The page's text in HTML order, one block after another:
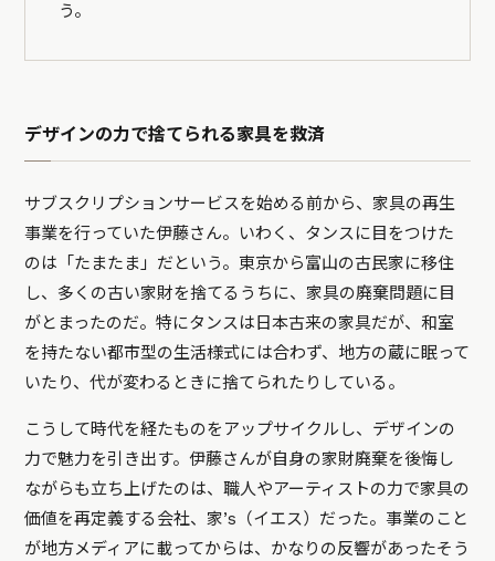
う。
デザインの力で捨てられる家具を救済
サブスクリプションサービスを始める前から、家具の再生
事業を行っていた伊藤さん。いわく、タンスに目をつけた
のは「たまたま」だという。東京から富山の古民家に移住
し、多くの古い家財を捨てるうちに、家具の廃棄問題に目
がとまったのだ。特にタンスは日本古来の家具だが、和室
を持たない都市型の生活様式には合わず、地方の蔵に眠って
いたり、代が変わるときに捨てられたりしている。
こうして時代を経たものをアップサイクルし、デザインの
力で魅力を引き出す。伊藤さんが自身の家財廃棄を後悔し
ながらも立ち上げたのは、職人やアーティストの力で家具の
価値を再定義する会社、家’s（イエス）だった。事業のこと
が地方メディアに載ってからは、かなりの反響があったそう